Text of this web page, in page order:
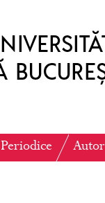
Periodice